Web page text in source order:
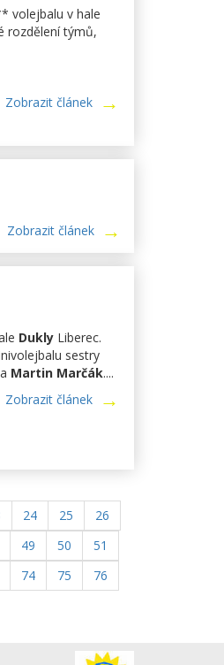
volejbalu v hale
rozdělení týmů,
Zobrazit článek
Zobrazit článek
Dukly Liberec.
sestry
a Martin Marčák....
Zobrazit článek
24 25
26
49 50
51
74 75
76